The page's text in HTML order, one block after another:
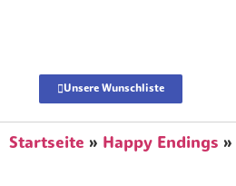
Unsere Wunschliste
Startseite » Happy Endings »